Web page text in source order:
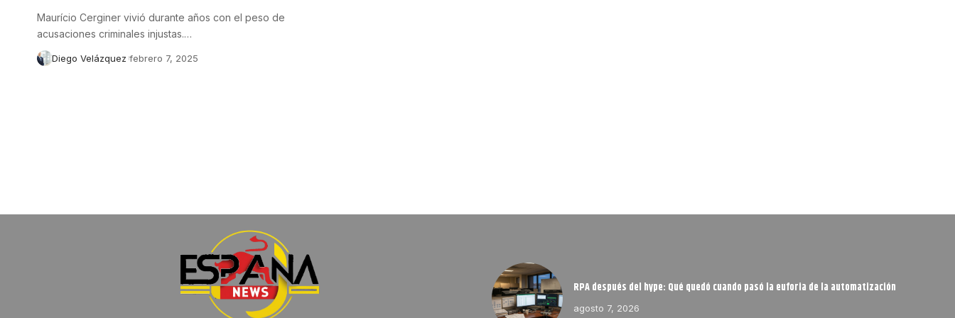
Maurício Cerginer vivió durante años con el peso de
acusaciones criminales injustas.…
Diego Velázquez febrero 7, 2025
RPA después del hype: Qué quedó cuando pasó la euforia de la automatización
agosto 7, 2026